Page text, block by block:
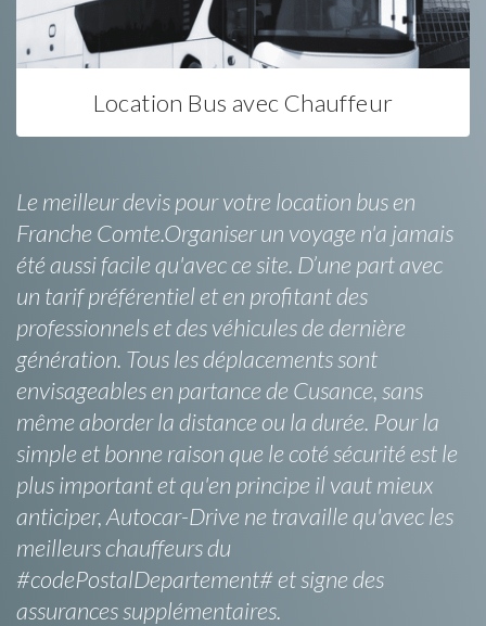
Location Bus avec Chauffeur
Le meilleur devis pour votre location bus en
Franche Comte.Organiser un voyage n'a jamais
été aussi facile qu'avec ce site. D’une part avec
un tarif préférentiel et en profitant des
professionnels et des véhicules de dernière
génération. Tous les déplacements sont
envisageables en partance de Cusance, sans
même aborder la distance ou la durée. Pour la
simple et bonne raison que le coté sécurité est le
plus important et qu'en principe il vaut mieux
anticiper, Autocar-Drive ne travaille qu'avec les
meilleurs chauffeurs du
#codePostalDepartement# et signe des
assurances supplémentaires.